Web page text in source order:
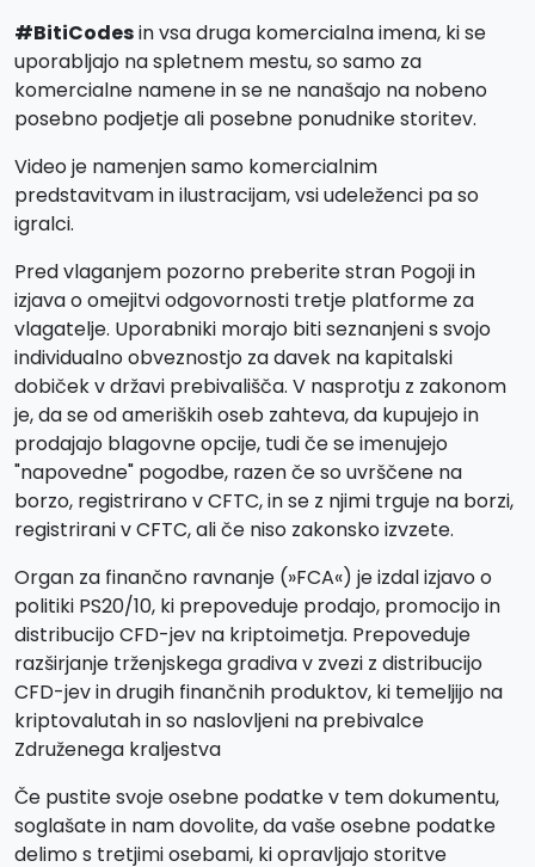
#BitiCodesin vsa druga komercialna imena, ki se
uporabljajo na spletnem mestu, so samo za
komercialne namene in se ne nanašajo na nobeno
posebno podjetje ali posebne ponudnike storitev.
Video je namenjen samo komercialnim
predstavitvam in ilustracijam, vsi udeleženci pa so
igralci.
Pred vlaganjem pozorno preberite stran Pogoji in
izjava o omejitvi odgovornosti tretje platforme za
vlagatelje. Uporabniki morajo biti seznanjeni s svojo
individualno obveznostjo za davek na kapitalski
dobiček v državi prebivališča. V nasprotju z zakonom
je, da se od ameriških oseb zahteva, da kupujejo in
prodajajo blagovne opcije, tudi če se imenujejo
"napovedne" pogodbe, razen če so uvrščene na
borzo, registrirano v CFTC, in se z njimi trguje na borzi,
registrirani v CFTC, ali če niso zakonsko izvzete.
Organ za finančno ravnanje (»FCA«) je izdal izjavo o
politiki PS20/10, ki prepoveduje prodajo, promocijo in
distribucijo CFD-jev na kriptoimetja. Prepoveduje
razširjanje trženjskega gradiva v zvezi z distribucijo
CFD-jev in drugih finančnih produktov, ki temeljijo na
kriptovalutah in so naslovljeni na prebivalce
Združenega kraljestva
Če pustite svoje osebne podatke v tem dokumentu,
soglašate in nam dovolite, da vaše osebne podatke
delimo s tretjimi osebami, ki opravljajo storitve